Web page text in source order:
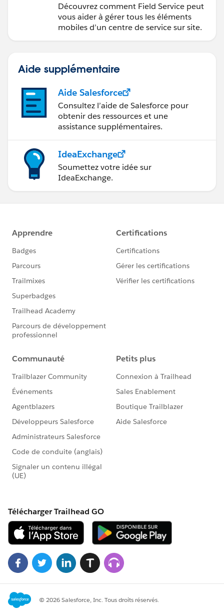
Découvrez comment Field Service peut
vous aider à gérer tous les éléments
mobiles d’un centre de service sur site.
Aide supplémentaire
Aide Salesforce
Consultez l’aide de Salesforce pour
obtenir des ressources et une
assistance supplémentaires.
IdeaExchange
Soumettez votre idée sur
IdeaExchange.